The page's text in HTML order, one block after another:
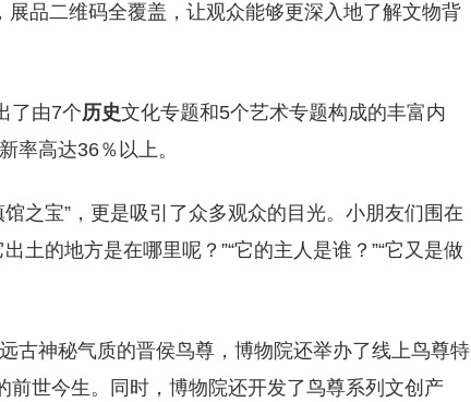
品二维码全覆盖，让观众能够更深入地了解文物背
了由7个历史文化专题和5个艺术专题构成的丰富内
率高达36％以上。
之宝”，更是吸引了众多观众的目光。小朋友们围在
土的地方是在哪里呢？”“它的主人是谁？”“它又是做
古神秘气质的晋侯鸟尊，博物院还举办了线上鸟尊特
世今生。同时，博物院还开发了鸟尊系列文创产